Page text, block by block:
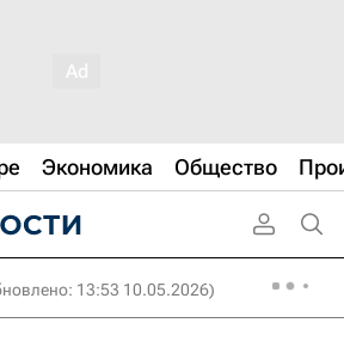
Экономика Общество
13:53 10.05.2026)